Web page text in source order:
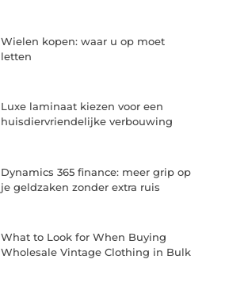
Wielen kopen: waar u op moet
letten
Luxe laminaat kiezen voor een
huisdiervriendelijke verbouwing
Dynamics 365 finance: meer grip op
je geldzaken zonder extra ruis
What to Look for When Buying
Wholesale Vintage Clothing in Bulk